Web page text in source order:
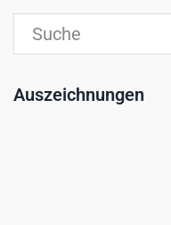
Auszeichnungen